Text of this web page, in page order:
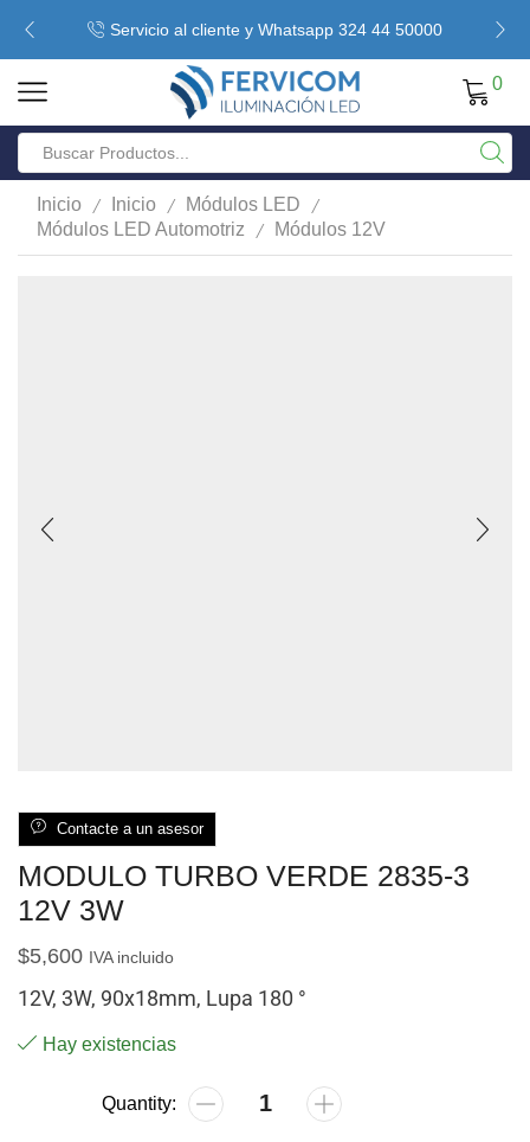
Servicio al cliente y Whatsapp 324 44 50000
0
Inicio / Inicio / Módulos LED /
Módulos LED Automotriz / Módulos 12V
Contacte a un asesor
MODULO TURBO VERDE 2835-3
12V 3W
$5,600 IVA incluido
12V, 3W, 90x18mm, Lupa 180 °
Hay existencias